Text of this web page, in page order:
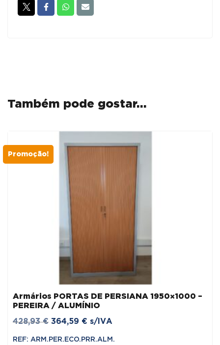
Também pode gostar…
Promoção!
Armários PORTAS DE PERSIANA 1950×1000 –
PEREIRA / ALUMÍNIO
428,93€ O
364,59 € O
s/IVA
REF: ARM.PER.ECO.PRR.ALM.